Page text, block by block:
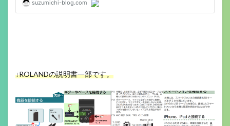
↓ROLANDの説明書一部です。